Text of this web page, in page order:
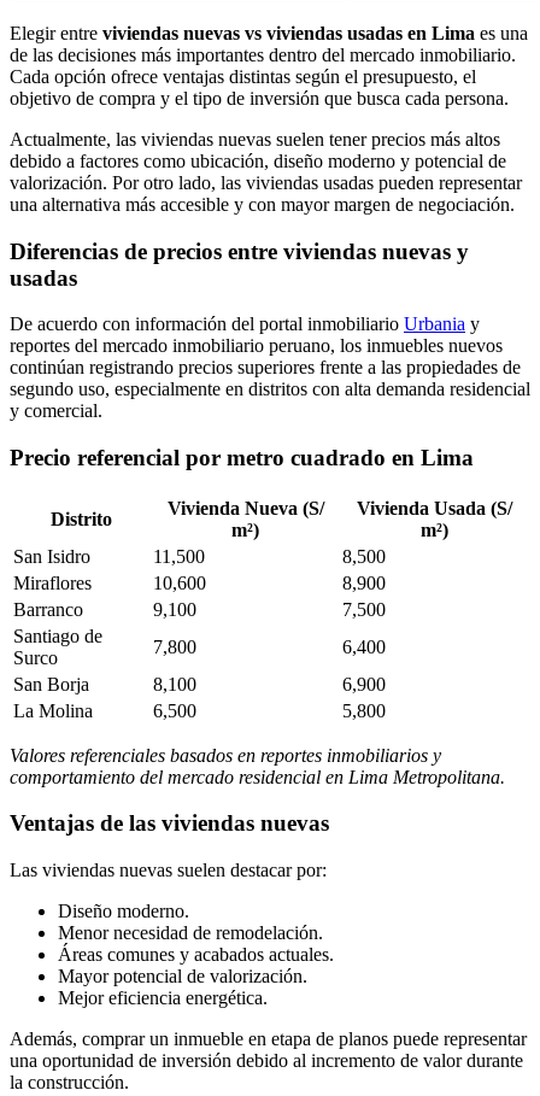
Elegir entre viviendas nuevas vs viviendas usadas en Lima es una
de las decisiones más importantes dentro del mercado inmobiliario.
Cada opción ofrece ventajas distintas según el presupuesto, el
objetivo de compra y el tipo de inversión que busca cada persona.
Actualmente, las viviendas nuevas suelen tener precios más altos
debido a factores como ubicación, diseño moderno y potencial de
valorización. Por otro lado, las viviendas usadas pueden representar
una alternativa más accesible y con mayor margen de negociación.
Diferencias de precios entre viviendas nuevas y
usadas
De acuerdo con información del portal inmobiliario Urbania y
reportes del mercado inmobiliario peruano, los inmuebles nuevos
continúan registrando precios superiores frente a las propiedades de
segundo uso, especialmente en distritos con alta demanda residencial
y comercial.
Precio referencial por metro cuadrado en Lima
Distrito
Vivienda Nueva (S/
m²)
Vivienda Usada (S/
m²)
San Isidro
11,500
8,500
Miraflores
10,600
8,900
Barranco
9,100
7,500
Santiago de
Surco
7,800
6,400
San Borja
8,100
6,900
La Molina
6,500 5,800
Valores referenciales basados en reportes inmobiliarios y
comportamiento del mercado residencial en Lima Metropolitana.
Ventajas de las viviendas nuevas
Las viviendas nuevas suelen destacar por:
Diseño moderno.
Menor necesidad de remodelación.
Áreas comunes y acabados actuales.
Mayor potencial de valorización.
Mejor eficiencia energética.
Además, comprar un inmueble en etapa de planos puede representar
una oportunidad de inversión debido al incremento de valor durante
la construcción.